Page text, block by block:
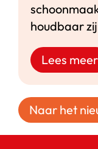
houdbaar
Lees meer
Naar het